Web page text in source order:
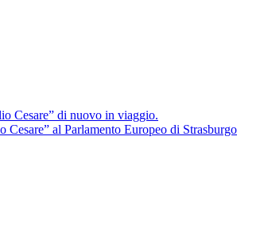
Cesare” di nuovo in viaggio.
al Parlamento Europeo di Strasburgo